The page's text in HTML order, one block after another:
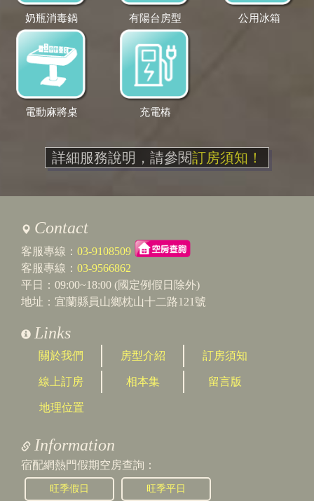
奶瓶消毒鍋 有陽台房型 公用冰箱
電動麻將桌 充電樁
詳細服務說明，請參閱訂房須知！
Contact
客服專線： 03-9108509
客服專線： 03-9566862
平日：09:00~18:00 (國定例假日除外)
地址：宜蘭縣員山鄉枕山十二路121號
Links
關於我們 房型介紹 訂房須知
線上訂房 相本集 留言版
地理位置
Information
宿配網熱門假期空房查詢：
旺季假日 旺季平日